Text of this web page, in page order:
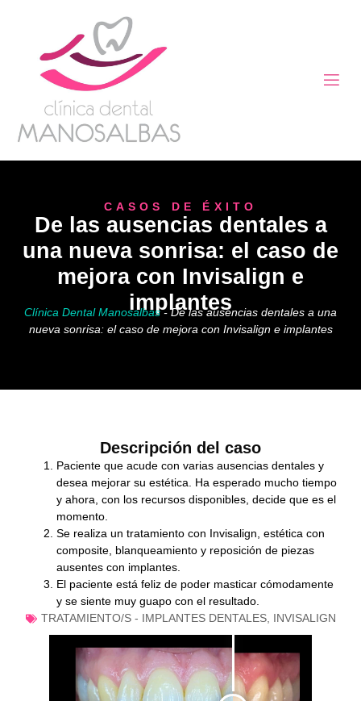
CASOS DE ÉXITO
De las ausencias dentales a
una nueva sonrisa: el caso de
mejora con Invisalign e
implantes
Clínica Dental Manosalbas-De las ausencias dentales a una
nueva sonrisa: el caso de mejora con Invisalign e implantes
Descripción del caso
Paciente que acude con varias ausencias dentales y
desea mejorar su estética. Ha esperado mucho tiempo
y ahora, con los recursos disponibles, decide que es el
momento.
Se realiza un tratamiento con Invisalign, estética con
composite, blanqueamiento y reposición de piezas
ausentes con implantes.
El paciente está feliz de poder masticar cómodamente
y se siente muy guapo con el resultado.
TRATAMIENTO/S - IMPLANTES DENTALES, INVISALIGN